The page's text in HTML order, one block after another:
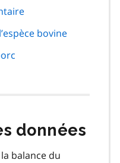
bovine
données
balance du